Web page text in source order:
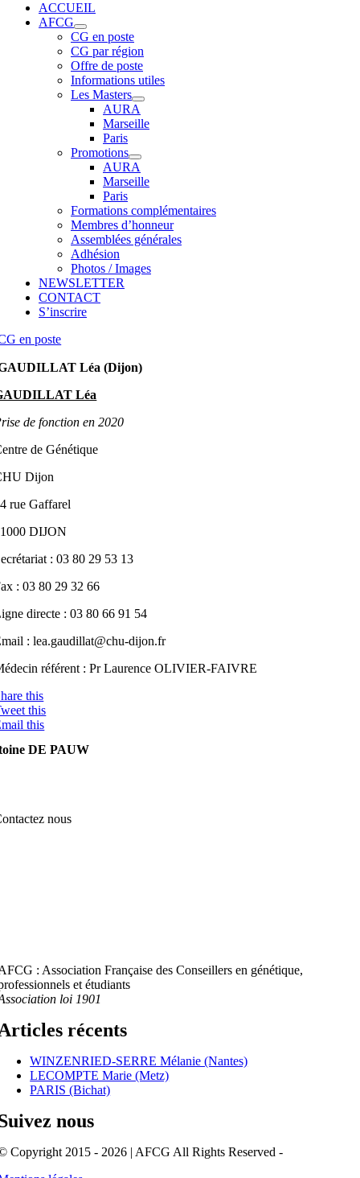
ACCUEIL
AFCG
CG en poste
CG par région
Offre de poste
Informations utiles
Les Masters
AURA
Marseille
Paris
Promotions
AURA
Marseille
Paris
Formations complémentaires
Membres d’honneur
Assemblées générales
Adhésion
Photos / Images
NEWSLETTER
CONTACT
S’inscrire
en poste
Léa (Dijon)
Léa
de fonction en 2020
de Génétique
Dijon
rue Gaffarel
DIJON
: 03 80 29 53 13
: 03 80 29 32 66
directe : 03 80 66 91 54
: lea.gaudillat@chu-dijon.fr
référent : Pr Laurence OLIVIER-FAIVRE
this
this
this
DE PAUW
nous
: Association Française des Conseillers en génétique,
et étudiants
loi 1901
récents
WINZENRIED-SERRE Mélanie (Nantes)
LECOMPTE Marie (Metz)
PARIS (Bichat)
nous
Copyright 2015 - 2026 | AFCG All Rights Reserved -